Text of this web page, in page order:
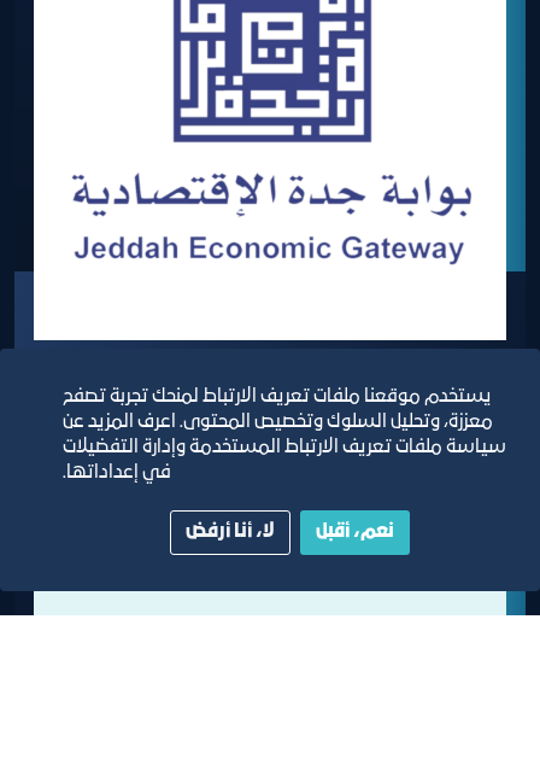
بوابة جدة الاقتصادية
يستخدم موقعنا ملفات تعريف الارتباط لمنحك تجربة تصفح
معززة، وتحليل السلوك وتخصيص المحتوى. اعرف المزيد عن
سياسة ملفات تعريف الارتباط المستخدمة وإدارة التفضيلات
في إعداداتها.
نعم، أقبل لا، أنا أرفض